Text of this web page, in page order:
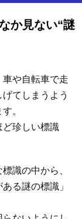
か見ない“謎
や自転車で走
てしまうよう
。
ど珍しい標識
識の中から、
る謎の標識」